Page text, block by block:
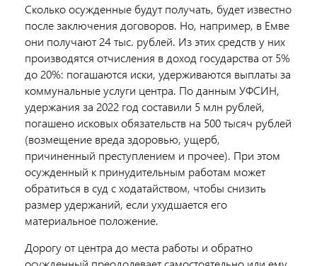
Сколько осужденные будут получать, будет известно
после заключения договоров. Но, например, в Емве
они получают 24 тыс. рублей. Из этих средств у них
производятся отчисления в доход государства от 5%
до 20%: погашаются иски, удерживаются выплаты за
коммунальные услуги центра. По данным УФСИН,
удержания за 2022 год составили 5 млн рублей,
погашено исковых обязательств на 500 тысяч рублей
(возмещение вреда здоровью, ущерб,
причиненный преступлением и прочее). При этом
осужденный к принудительным работам может
обратиться в суд с ходатайством, чтобы снизить
размер удержаний, если ухудшается его
материальное положение.
Дорогу от центра до места работы и обратно